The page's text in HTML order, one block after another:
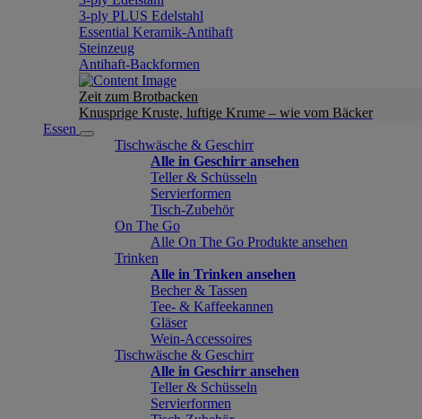
3-ply PLUS Edelstahl
Essential Keramik-Antihaft
Steinzeug
Antihaft-Backformen
Zeit zum Brotbacken
Knusprige Kruste, luftige Krume – wie vom Bäcker
Essen
Tischwäsche & Geschirr
Alle in Geschirr ansehen
Teller & Schüsseln
Servierformen
Tisch-Zubehör
On The Go
Alle On The Go Produkte ansehen
Trinken
Alle in Trinken ansehen
Becher & Tassen
Tee- & Kaffeekannen
Gläser
Wein-Accessoires
Tischwäsche & Geschirr
Alle in Geschirr ansehen
Teller & Schüsseln
Servierformen